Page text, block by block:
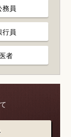
務員
行員
者